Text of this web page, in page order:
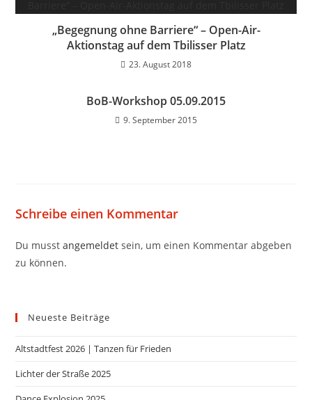
„Begegnung ohne Barriere“ – Open-Air-
Aktionstag auf dem Tbilisser Platz
23. August 2018
BoB-Workshop 05.09.2015
9. September 2015
Schreibe einen Kommentar
Du musstangemeldet sein, um einen Kommentar abgeben
zu können.
Neueste Beiträge
Altstadtfest 2026 | Tanzen für Frieden
Lichter der Straße 2025